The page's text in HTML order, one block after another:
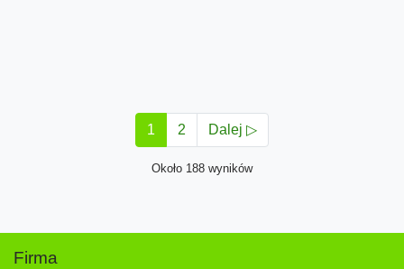
1 2 Dalej ▷
Około 188 wyników
Firma